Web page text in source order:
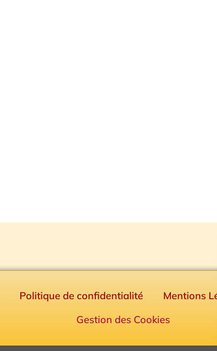
Politique de confidentialité Mentions
Gestion des Cookies